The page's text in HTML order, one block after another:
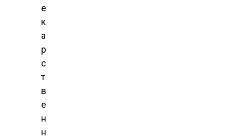
е
к
а
р
с
т
в
е
н
н